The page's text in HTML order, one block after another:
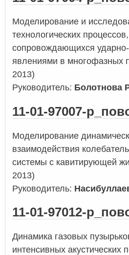
Моделирование и
технологических процессов,
сопровождающихся
явлениями в многофазных
2013)
Руководитель: Болотнова
11-01-97007-
Моделирование
взаимодействия
системы с кавитирующей
2013)
Руководитель:
11-01-97012-
Динамика газовых
интенсивных акустических